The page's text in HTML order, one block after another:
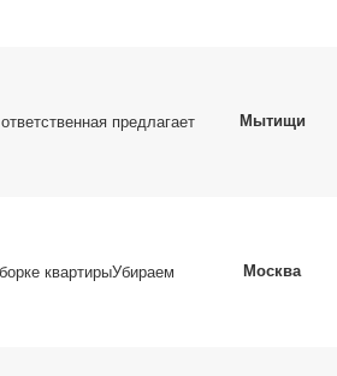
пред­ла­га­ет
Мытищи
квартирыУбираем
Москва